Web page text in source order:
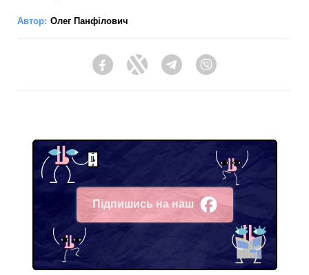
Автор: Олег Панфілович
FacebookTwitter Telegram
Підпишись на наш
Facebook